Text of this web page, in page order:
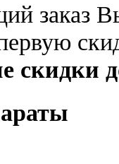
заказ
скидки